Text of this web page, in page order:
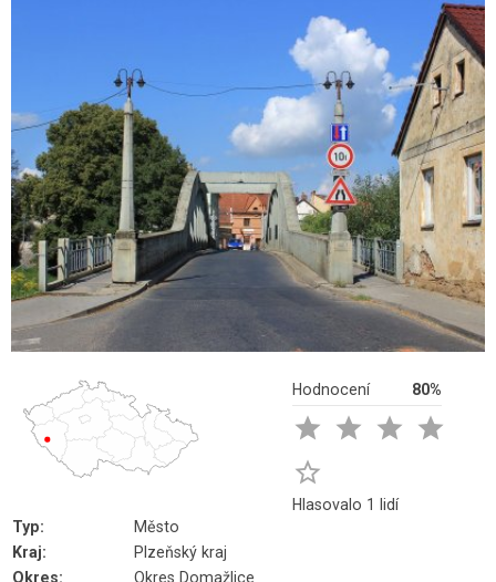
Hodnocení 80%
   

Hlasovalo 1 lidí
Typ:
Město
Kraj:
Plzeňský kraj
Okres:
Okres Domažlice